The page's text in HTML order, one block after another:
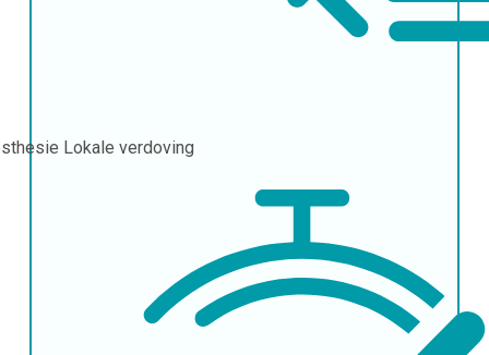
Lokale verdoving